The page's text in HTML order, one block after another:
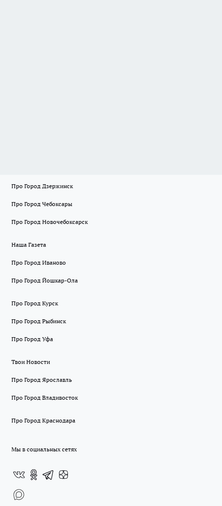
Про Город Дзержинск
Про Город Чебоксары
Про Город Новочебоксарск
Наша Газета
Про Город Иваново
Про Город Йошкар-Ола
Про Город Курск
Про Город Рыбинск
Про Город Уфа
Твои Новости
Про Город Ярославль
Про Город Владивосток
Про Город Краснодара
Мы в социальных сетях